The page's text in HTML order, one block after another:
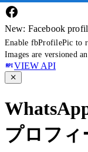
New: Facebook
Enable fbProfilePic to
Images are versioned
VIEW API
プロフィ